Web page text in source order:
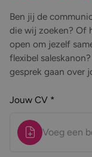
Ben jij de
die wij zoeken? Of
open om jezelf
flexibel
gesprek gaan over
Jouw CV *
Voeg een